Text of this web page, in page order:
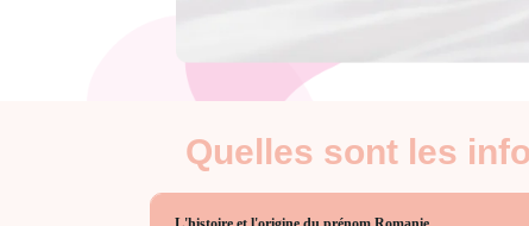
Quelles sont les